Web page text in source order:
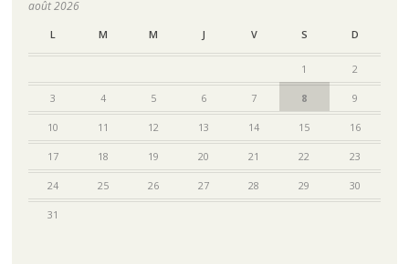
août 2026
L M M J V S D
1 2
3 4 5 6 7 8 9
10 11 12 13 14 15 16
17 18 19 20 21 22 23
24 25 26 27 28 29 30
31